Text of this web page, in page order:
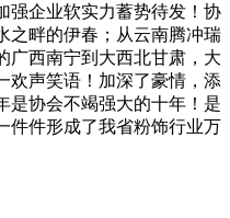
强企业软实力蓄势待发！协
之畔的伊春；从云南腾冲瑞
广西南宁到大西北甘肃，大
欢声笑语！加深了豪情，添
是协会不竭强大的十年！是
件件形成了我省粉饰行业万